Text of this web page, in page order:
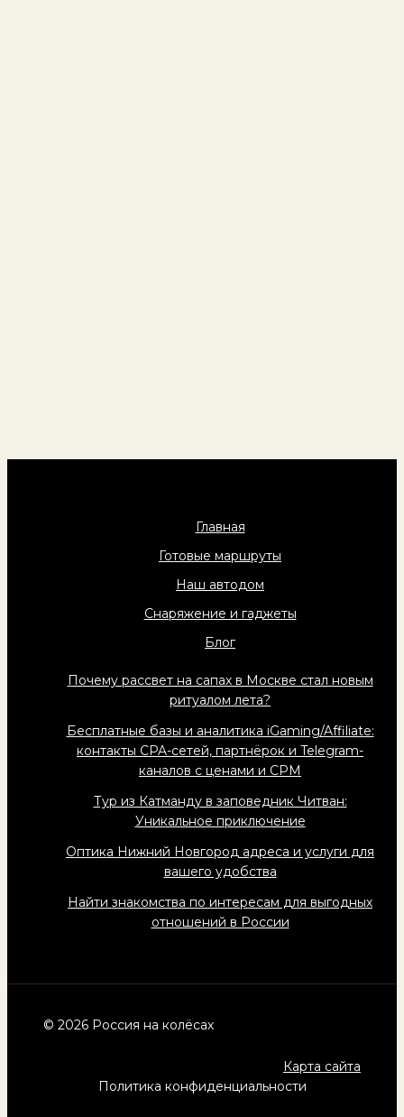
Главная
Готовые маршруты
Наш автодом
Снаряжение и гаджеты
Блог
Почему рассвет на сапах в Москве стал новым
ритуалом лета?
Бесплатные базы и аналитика iGaming/Affiliate:
контакты CPA-сетей, партнёрок и Telegram-
каналов с ценами и CPM
Тур из Катманду в заповедник Читван:
Уникальное приключение
Оптика Нижний Новгород адреса и услуги для
вашего удобства
Найти знакомства по интересам для выгодных
отношений в России
© 2026 Россия на колёсах
Карта сайта
Политика конфиденциальности